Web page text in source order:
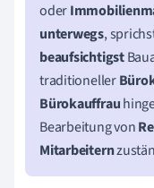
oder
unterwegs,
beaufsichtigst
traditioneller
Bürokauffrau
Bearbeitung von
Mitarbeitern